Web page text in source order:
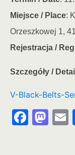
Miejsce / Place:
Orzeszkowej 1,
Rejestracja /
Szczegóły /
V-Black-Belts-
F
M